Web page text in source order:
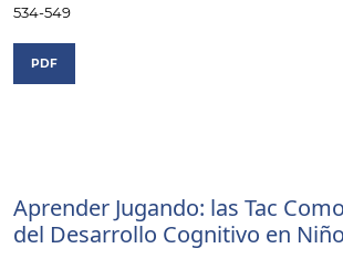
534-549
PDF
Aprender Jugando: las Tac
del Desarrollo Cognitivo en